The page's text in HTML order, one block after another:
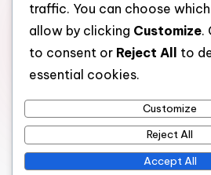
Категории
Услуги по ремонту дома: дизайн и
Услуги по ремонту дома: качество
Услуги по ремонту дома:
требований
Услуги по ремонту домов: отзывы
traffic. You can choose
allow by clicking Customize.
to consent or Reject All
to
essential cookies.
Customize
Reject All
Accept All